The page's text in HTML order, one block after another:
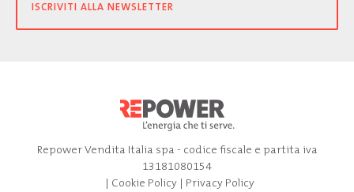
ISCRIVITI ALLA NEWSLETTER
Repower Vendita Italia spa - codice fiscale e partita iva
13181080154
| Cookie Policy| Privacy Policy